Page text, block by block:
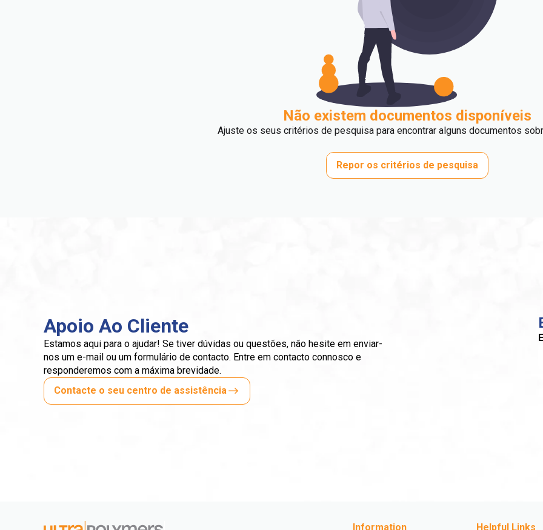
Não existem documentos disponíveis
Ajuste os seus critérios de pesquisa para encontrar alguns documentos
Repor os critérios de pesquisa
Apoio Ao Cliente
Estamos aqui para o ajudar! Se tiver dúvidas ou questões, não hesite em enviar-
nos um e-mail ou um formulário de contacto. Entre em contacto connosco e
responderemos com a máxima brevidade.
Contacte o seu centro de assistência
Information Helpful Links